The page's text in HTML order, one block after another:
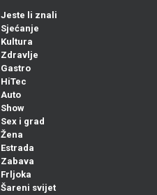
Jeste li znali
Sjećanje
Kultura
Zdravlje
Gastro
HiTec
Auto
Show
Sex i grad
Žena
Estrada
Zabava
Frljoka
Šareni svijet